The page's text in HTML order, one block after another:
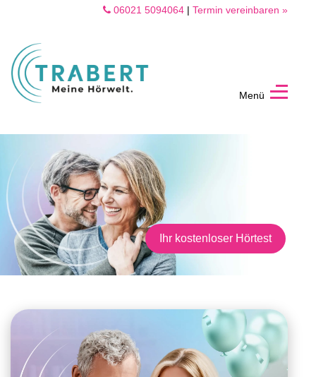
06021 5094064 | Termin vereinbaren »
Menü
Ihr kostenloser Hörtest